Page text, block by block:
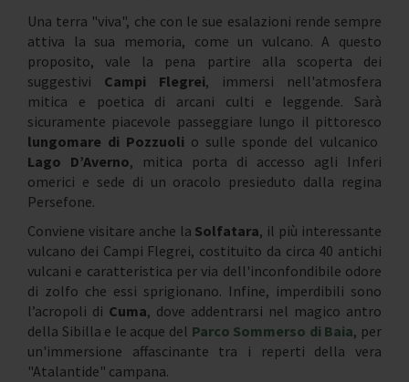
Una terra "viva", che con le sue esalazioni rende sempre
attiva la sua memoria, come un vulcano. A questo
proposito, vale la pena partire alla scoperta dei
suggestivi Campi Flegrei, immersi nell'atmosfera
mitica e poetica di arcani culti e leggende. Sarà
sicuramente piacevole passeggiare lungo il pittoresco
lungomare di Pozzuoli o sulle sponde del vulcanico
Lago D’Averno, mitica porta di accesso agli Inferi
omerici e sede di un oracolo presieduto dalla regina
Persefone.
Conviene visitare anche la Solfatara, il più interessante
vulcano dei Campi Flegrei, costituito da circa 40 antichi
vulcani e caratteristica per via dell'inconfondibile odore
di zolfo che essi sprigionano. Infine, imperdibili sono
l’acropoli di Cuma, dove addentrarsi nel magico antro
della Sibilla e le acque del Parco Sommerso di Baia, per
un'immersione affascinante tra i reperti della vera
"Atalantide" campana.